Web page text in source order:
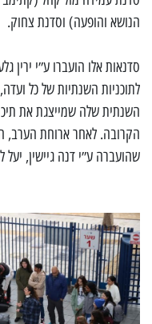
הנושא והופעה) וסדנת צחוק.
סדנאות אלו הועברו ע״י ירין
לתוכניות השנתיות של כל
השנתית שלה שמייצגת את
הקרובה. לאחר ארוחת הערב,
שהועברה ע״י דנה גיישין, יעל